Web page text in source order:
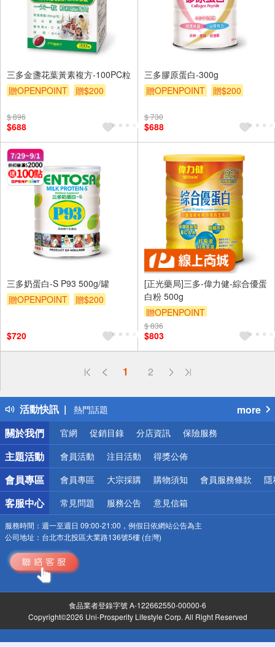
三多金盞花葉黃素複方-100PC粒
贈OPENPOINT
贈$200
$ 896
$688
三多膠原蛋白-300g
贈OPENPOINT
贈$200
$ 730
$688
三多奶蛋白-S P93 500g/罐
贈OPENPOINT
贈$200
$720
[正光藥局]三多-偉力健-綜合優蛋
白粉 500g
贈OPENPOINT
$ 836
$803
1 2
活動快訊
偏遠地區配送
得獎公告
熱門話題
銀行優惠
偏遠地區配送
詐騙網頁！請小心！
more
關於我們
官網 促銷目錄 分店資訊 保險服務
主題活動 會員活動 注目活動 得獎公佈
會員專區 會員專區 大宗採購 購物須知 會員服務條款 隱
客服中心 常見問題 服務公告 意見信箱
服務時間： 週一至週日 09:00-21:00，例假日依網站公告為主
公司地址： 台北市北投區大業路136號5樓 (台灣)
食品業者登錄字號 A-122662550-00000-6
Copyright©2026 Uni-Prosperity Lifestyle Corp. All Right Reserved